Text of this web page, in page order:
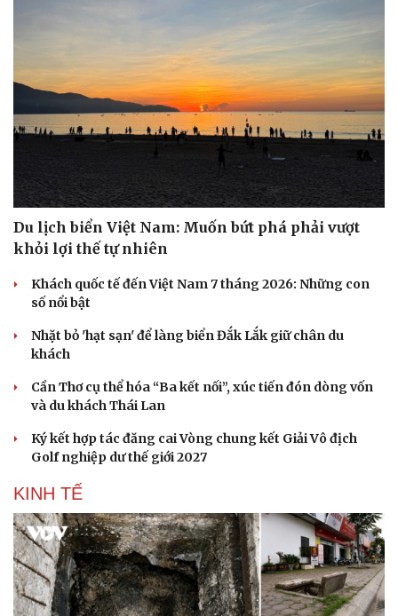
Văn hóa
Sân khấu - Điện ảnh
Văn học
Giải trí
Nghệ sĩ
Thời trang
Sao Việt
Du lịch biển Việt Nam: Muốn bứt phá phải vượt
khỏi lợi thế tự nhiên
Khách quốc tế đến Việt Nam 7 tháng 2026: Những con
số nổi bật
Nhặt bỏ 'hạt sạn' để làng biển Đắk Lắk giữ chân du
khách
Cần Thơ cụ thể hóa “Ba kết nối”, xúc tiến đón dòng vốn
và du khách Thái Lan
Ký kết hợp tác đăng cai Vòng chung kết Giải Vô địch
Golf nghiệp dư thế giới 2027
KINH TẾ